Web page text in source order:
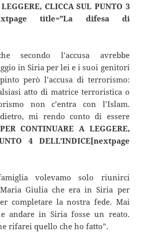
CLICCA SUL PUNTO 3
title=”La difesa di
secondo l’accusa avrebbe
in Siria per lei e i suoi genitori
però l’accusa di terrorismo:
atto di matrice terroristica o
non c’entra con l’Islam.
mi rendo conto di essere
PER CONTINUARE A LEGGERE,
4 DELL’INDICE[nextpage
volevamo solo riunirci
Giulia che era in Siria per
completare la nostra fede. Mai
andare in Siria fosse un reato.
rifarei quello che ho fatto”.